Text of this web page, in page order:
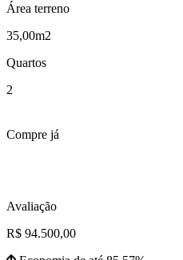
Área terreno
35,00m2
Quartos
2
Compre já
Avaliação
R$ 94.500,00